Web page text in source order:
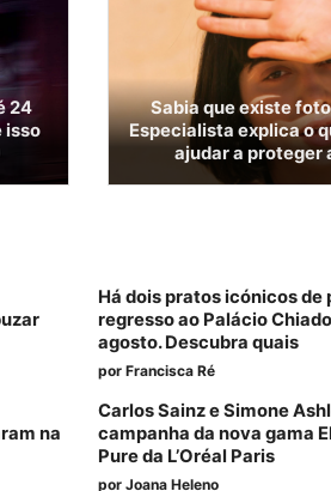
24
isso
Sabia que existe
Especialista explica o
ajudar a proteger
Há dois pratos icónicos de
regresso ao Palácio
agosto. Descubra quais
por Francisca Ré
na
Carlos Sainz e Simone
campanha da nova gama
Pure da L’Oréal Paris
por Joana Heleno